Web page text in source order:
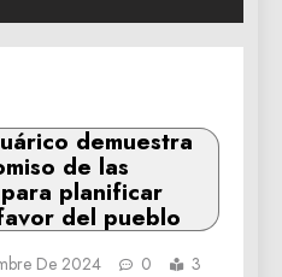
demuestra
de las
planificar
del pueblo
De 2024 0
3